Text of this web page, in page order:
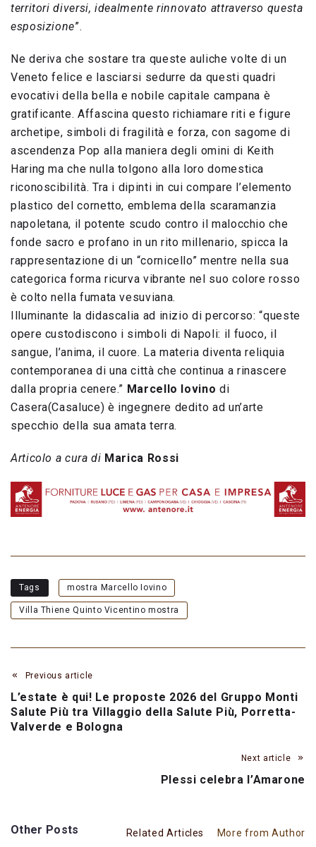
territori diversi, idealmente rinnovato attraverso questa
esposizione”.
Ne deriva che sostare tra queste auliche volte di un
Veneto felice e lasciarsi sedurre da questi quadri
evocativi della bella e nobile capitale campana è
gratificante. Affascina questo richiamare riti e figure
archetipe, simboli di fragilità e forza, con sagome di
ascendenza Pop alla maniera degli omini di Keith
Haring ma che nulla tolgono alla loro domestica
riconoscibilità. Tra i dipinti in cui compare l’elemento
plastico del cornetto, emblema della scaramanzia
napoletana, il potente scudo contro il malocchio che
fonde sacro e profano in un rito millenario, spicca la
rappresentazione di un “cornicello” mentre nella sua
categorica forma ricurva vibrante nel suo colore rosso
è colto nella fumata vesuviana.
Illuminante la didascalia ad inizio di percorso: “queste
opere custodiscono i simboli di Napoli: il fuoco, il
sangue, l’anima, il cuore. La materia diventa reliquia
contemporanea di una città che continua a rinascere
dalla propria cenere.” Marcello Iovino di
Casera(Casaluce) è ingegnere dedito ad un’arte
specchio della sua amata terra.
Articolo a cura di Marica Rossi
Tags mostra Marcello Iovino
Villa Thiene Quinto Vicentino mostra
Previous article
L’estate è qui! Le proposte 2026 del Gruppo Monti
Salute Più tra Villaggio della Salute Più, Porretta-
Valverde e Bologna
Next article
Plessi celebra l’Amarone
Other Posts Related Articles More from Author